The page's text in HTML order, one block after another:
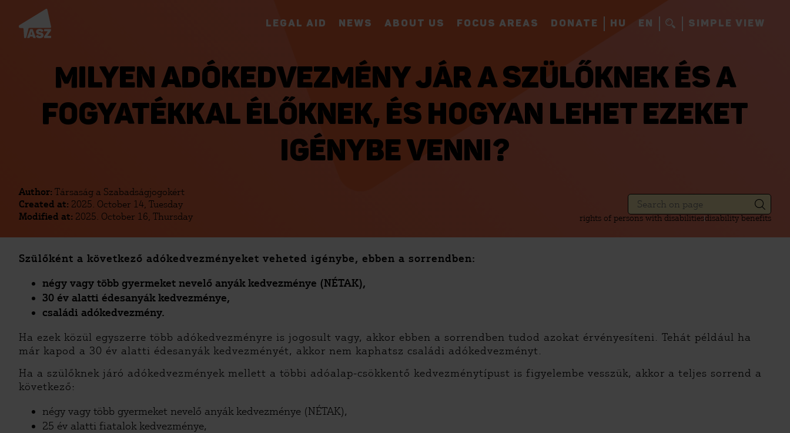
LEGAL AID NEWS ABOUT US FOCUS AREAS DONATE HU EN SIMPLE VIEW
MILYEN ADÓKEDVEZMÉNY JÁR A SZÜLŐKNEK ÉS A
FOGYATÉKKAL ÉLŐKNEK, ÉS HOGYAN LEHET EZEKET
IGÉNYBE VENNI?
Author: Társaság a Szabadságjogokért
Created at: 2025. October 14, Tuesday
Modified at: 2025. October 16, Thursday rights of persons with disabilitiesdisability benefits
Szülőként a következő adókedvezményeket veheted igénybe, ebben a sorrendben:
négy vagy több gyermeket nevelő anyák kedvezménye (NÉTAK),
30 év alatti édesanyák kedvezménye,
családi adókedvezmény.
Ha ezek közül egyszerre több adókedvezményre is jogosult vagy, akkor ebben a sorrendben tudod azokat érvényesíteni. Tehát például ha
már kapod a 30 év alatti édesanyák kedvezményét, akkor nem kaphatsz családi adókedvezményt.
Ha a szülőknek járó adókedvezmények mellett a többi adóalap-csökkentő kedvezménytípust is figyelembe vesszük, akkor a teljes sorrend a
következő:
négy vagy több gyermeket nevelő anyák kedvezménye (NÉTAK),
25 év alatti fiatalok kedvezménye,